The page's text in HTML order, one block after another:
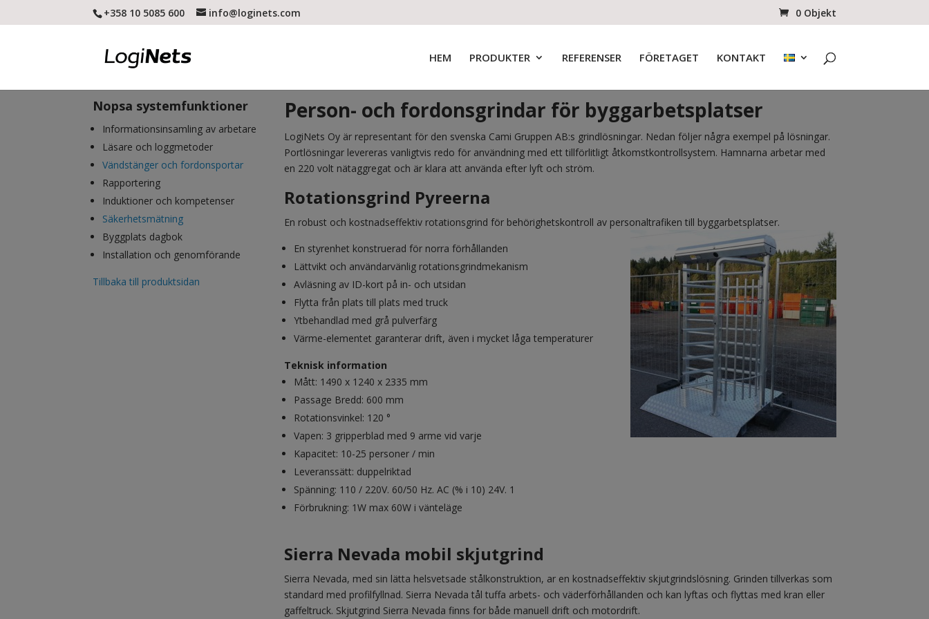
+358 10 5085 600 info@loginets.com 0 Objekt
HEM PRODUKTER REFERENSER FÖRETAGET KONTAKT
Nopsa systemfunktioner
Informationsinsamling av arbetare
Läsare och loggmetoder
Vändstänger och fordonsportar
Rapportering
Induktioner och kompetenser
Säkerhetsmätning
Byggplats dagbok
Installation och genomförande
Tillbaka till produktsidan
Person- och fordonsgrindar för byggarbetsplatser
LogiNets Oy är representant för den svenska Cami Gruppen AB:s grindlösningar. Nedan följer några exempel på lösningar.
Portlösningar levereras vanligtvis redo för användning med ett tillförlitligt åtkomstkontrollsystem. Hamnarna arbetar med
en 220 volt nätaggregat och är klara att använda efter lyft och ström.
Rotationsgrind Pyreerna
En robust och kostnadseffektiv rotationsgrind för behörighetskontroll av personaltrafiken till byggarbetsplatser.
En styrenhet konstruerad för norra förhållanden
Lättvikt och användarvänlig rotationsgrindmekanism
Avläsning av ID-kort på in- och utsidan
Flytta från plats till plats med truck
Ytbehandlad med grå pulverfärg
Värme-elementet garanterar drift, även i mycket låga temperaturer
Teknisk information
Mått: 1490 x 1240 x 2335 mm
Passage Bredd: 600 mm
Rotationsvinkel: 120 °
Vapen: 3 gripperblad med 9 arme vid varje
Kapacitet: 10-25 personer / min
Leveranssätt: duppelriktad
Spänning: 110 / 220V. 60/50 Hz. AC (% i 10) 24V. 1
Förbrukning: 1W max 60W i vänteläge
Sierra Nevada mobil skjutgrind
Sierra Nevada, med sin lätta helsvetsade stålkonstruktion, ar en kostnadseffektiv skjutgrindslösning. Grinden tillverkas som
standard med profilfyllnad. Sierra Nevada tål tuffa arbets- och väderförhållanden och kan lyftas och flyttas med kran eller
gaffeltruck. Skjutgrind Sierra Nevada finns for både manuell drift och motordrift.